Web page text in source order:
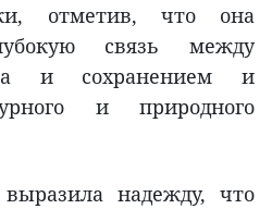
отметив, что она
связь между
и сохранением и
и природного
надежду, что